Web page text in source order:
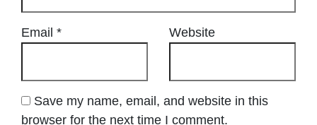
Email * Website
Save my name, email, and website in this
browser for the next time I comment.